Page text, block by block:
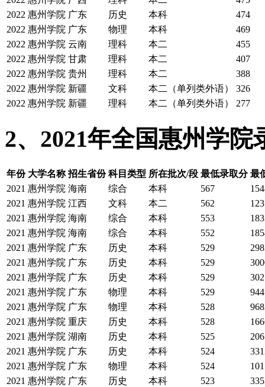
2022 惠州学院 广东 历史 本科
474
2022 惠州学院 广东 物理 本科
469
2022 惠州学院 云南 理科 本二
455
2022 惠州学院 甘肃 理科 本二
407
2022 惠州学院 贵州 理科 本二
388
2022 惠州学院 新疆 文科 本二（单列类外语）
326
2022 惠州学院 新疆 理科 本二（单列类外语） 277
2、2021年全国惠州学院
年份 大学名称 招生省份 科目类型 所在批次/段 最低录取分 最
2021 惠州学院 海南 综合 本科 567
2021 惠州学院 江西 文科 本二 562
2021 惠州学院 海南 综合 本科 553
2021 惠州学院 海南 综合 本科 552
2021 惠州学院 广东 历史 本科 529
2021 惠州学院 广东 历史 本科 529
2021 惠州学院 广东 历史 本科 529
2021 惠州学院 广东 物理 本科 529
2021 惠州学院 广东 物理 本科 528
2021 惠州学院 重庆 历史 本科 528
2021 惠州学院 湖南 历史 本科 525
2021 惠州学院 广东 历史 本科 524
2021 惠州学院 广东 物理 本科 524
2021 惠州学院 广东 历史 本科 523